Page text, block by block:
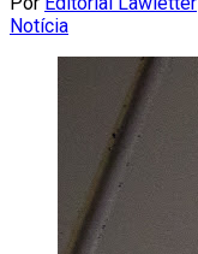
Notícia